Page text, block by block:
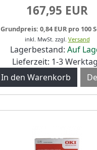
167,95 EUR
Grundpreis: 0,84 EUR pro 100
inkl. MwSt. zzgl. Versand
Lagerbestand: Auf
Lieferzeit: 1-3